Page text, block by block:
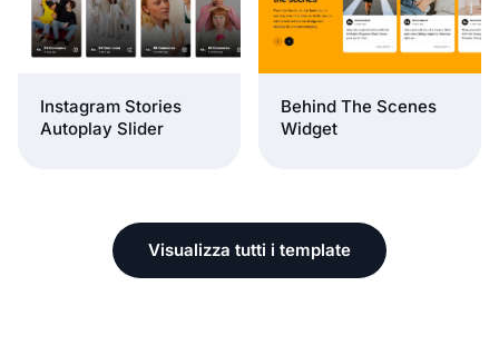
Instagram Stories
Autoplay Slider
Behind The Scenes
Widget
Visualizza tutti i template